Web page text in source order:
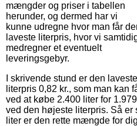
mængder og priser i tabellen
herunder, og dermed har vi
kunne udregne hvor man får
laveste literpris, hvor vi
medregner et eventuelt
leveringsgebyr.
I skrivende stund er den laveste
literpris 0,82 kr., som man kan
ved at købe 2.400 liter for
ved den højeste literpris. Så er
liter er den rette mængde for